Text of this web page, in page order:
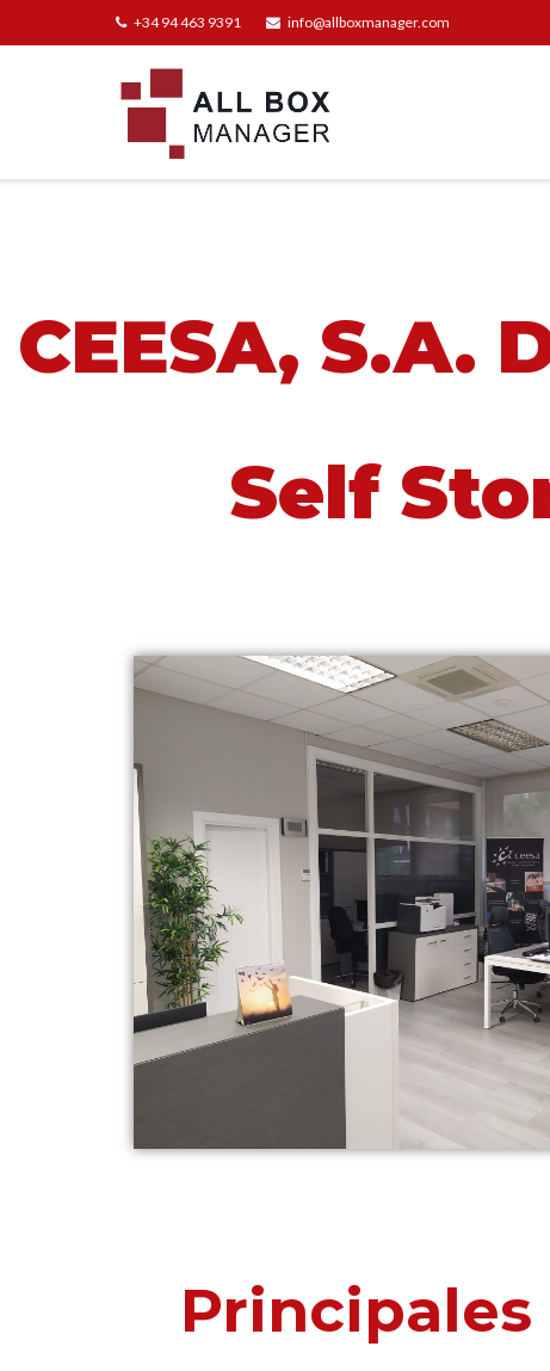
+34 94 463 9391 info@allboxmanager.com
CEESA, S.A.
Self
Principales